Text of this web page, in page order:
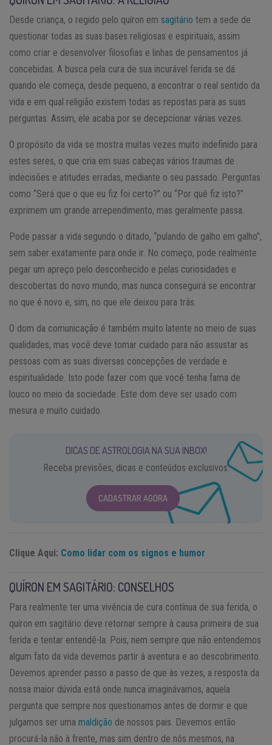
Desde criança, o regido pelo quíron em sagitário tem a sede de
questionar todas as suas bases religiosas e espirituais, assim
como criar e desenvolver filosofias e linhas de pensamentos já
concebidas. A busca pela cura de sua incurável ferida se dá
quando ele começa, desde pequeno, a encontrar o real sentido da
vida e em qual religião existem todas as repostas para as suas
perguntas. Assim, ele acaba por se decepcionar várias vezes.
O propósito da vida se mostra muitas vezes muito indefinido para
estes seres, o que cria em suas cabeças vários traumas de
indecisões e atitudes erradas, mediante o seu passado. Perguntas
como “Será que o que eu fiz foi certo?” ou “Por quê fiz isto?”
exprimem um grande arrependimento, mas geralmente passa.
Pode passar a vida segundo o ditado, “pulando de galho em galho”,
sem saber exatamente para onde ir. No começo, pode realmente
pegar um apreço pelo desconhecido e pelas curiosidades e
descobertas do novo mundo, mas nunca conseguirá se encontrar
no que é novo e, sim, no que ele deixou para trás.
O dom da comunicação é também muito latente no meio de suas
qualidades, mas você deve tomar cuidado para não assustar as
pessoas com as suas diversas concepções de verdade e
espiritualidade. Isto pode fazer com que você tenha fama de
louco no meio da sociedade. Este dom deve ser usado com
mesura e muito cuidado.
DICAS DE ASTROLOGIA NA SUA INBOX!
Receba previsões, dicas e conteúdos exclusivos.
CADASTRAR AGORA
Clique Aqui: Como lidar com os signos e humor
QUÍRON EM SAGITÁRIO: CONSELHOS
Para realmente ter uma vivência de cura contínua de sua ferida, o
quíron em sagitário deve retornar sempre à causa primeira de sua
ferida e tentar entendê-la. Pois, nem sempre que não entendemos
algum fato da vida devemos partir à aventura e ao descobrimento.
Devemos aprender passo a passo de que às vezes, a resposta da
nossa maior dúvida está onde nunca imaginávamos, aquela
pergunta que sempre nos questionamos antes de dormir e que
julgamos ser uma maldição de nossos pais. Devemos então
procurá-la não à frente, mas sim dentro de nós mesmos, na